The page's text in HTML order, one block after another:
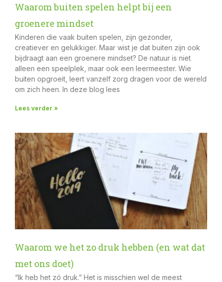
Waarom buiten spelen helpt bij een
groenere mindset
Kinderen die vaak buiten spelen, zijn gezonder,
creatiever en gelukkiger. Maar wist je dat buiten zijn ook
bijdraagt aan een groenere mindset? De natuur is niet
alleen een speelplek, maar ook een leermeester. Wie
buiten opgroeit, leert vanzelf zorg dragen voor de wereld
om zich heen. In deze blog lees
Lees verder »
Waarom we het zo druk hebben (en wat dat
met ons doet)
“Ik heb het zó druk.” Het is misschien wel de meest